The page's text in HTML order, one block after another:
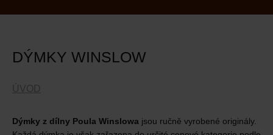
DÝMKY WINSLOW
ÚVOD
Dýmky z dílny Poula Winslowa jsou ručně vyrobené originály.